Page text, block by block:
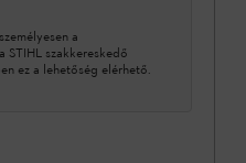
a
STIHL szakkereskedő
ez a lehetőség elérhető.